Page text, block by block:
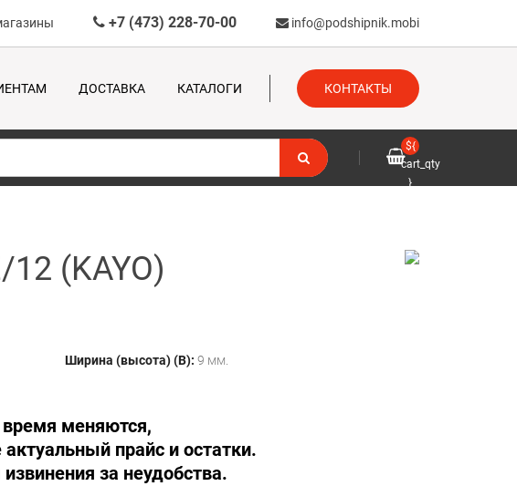
+7 (473) 228-70-00 info@podshipnik.mobi
ДОСТАВКА КАТАЛОГИ КОНТАКТЫ
${
cart_qty
}
(KAYO)
Ширина (высота) (B): 9 мм.
меняются,
актуальный прайс и остатки.
за неудобства.